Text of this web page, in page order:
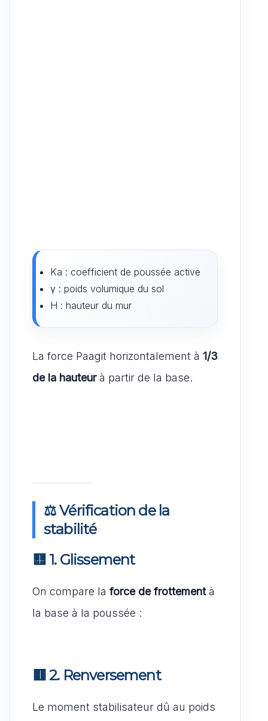
Ka : coefficient de poussée active
γ : poids volumique du sol
H : hauteur du mur
La force Paagit horizontalement à 1/3
de la hauteurà partir de la base.
⚖️ Vérification de la
stabilité
🟨 1. Glissement
On compare la force de frottementà
la base à la poussée :
🟥 2. Renversement
Le moment stabilisateur dû au poids